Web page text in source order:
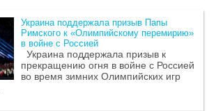
Украина поддержала призыв Папы
Римского к «Олимпийскому перемирию»
в войне с Россией
Украина поддержала призыв к
прекращению огня в войне с Россией
во время зимних Олимпийских игр